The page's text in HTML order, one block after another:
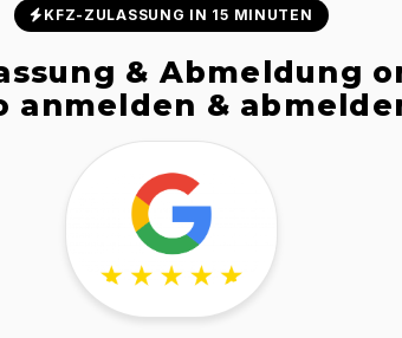
KFZ-ZULASSUNG IN 15 MINUTEN
& Abmeldung
anmelden &